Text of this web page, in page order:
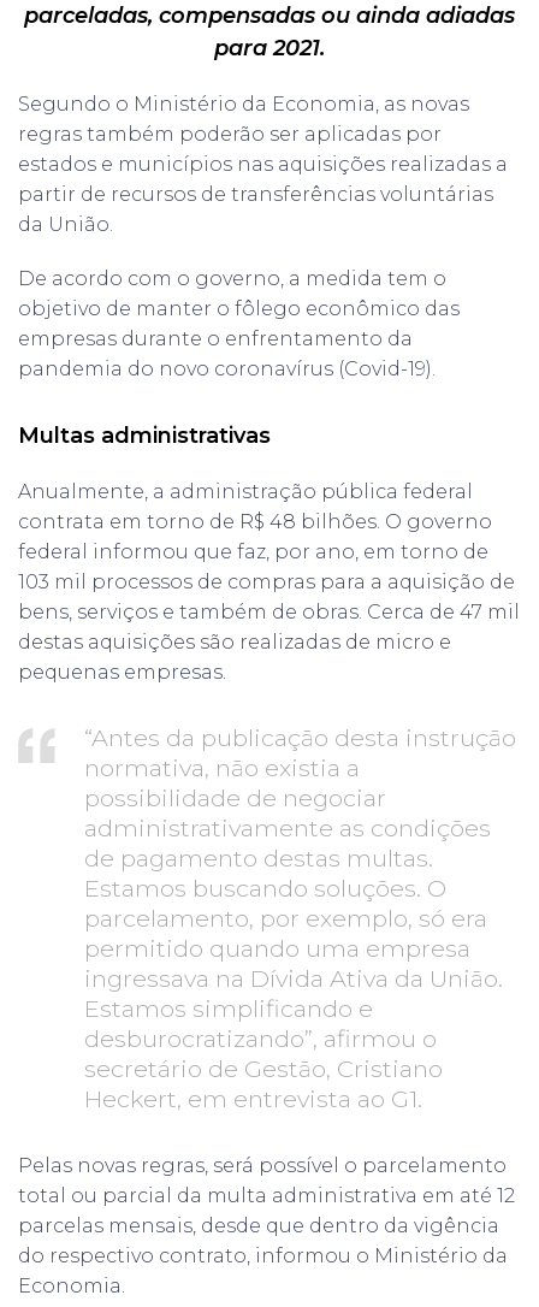
parceladas, compensadas ou ainda adiadas
para 2021.
Segundo o Ministério da Economia, as novas
regras também poderão ser aplicadas por
estados e municípios nas aquisições realizadas a
partir de recursos de transferências voluntárias
da União.
De acordo com o governo, a medida tem o
objetivo de manter o fôlego econômico das
empresas durante o enfrentamento da
pandemia do novo coronavírus (Covid-19).
Multas administrativas
Anualmente, a administração pública federal
contrata em torno de R$ 48 bilhões. O governo
federal informou que faz, por ano, em torno de
103 mil processos de compras para a aquisição de
bens, serviços e também de obras. Cerca de 47 mil
destas aquisições são realizadas de micro e
pequenas empresas.
“Antes da publicação desta instrução
normativa, não existia a
possibilidade de negociar
administrativamente as condições
de pagamento destas multas.
Estamos buscando soluções. O
parcelamento, por exemplo, só era
permitido quando uma empresa
ingressava na Dívida Ativa da União.
Estamos simplificando e
desburocratizando”, afirmou o
secretário de Gestão, Cristiano
Heckert, em entrevista ao G1.
Pelas novas regras, será possível o parcelamento
total ou parcial da multa administrativa em até 12
parcelas mensais, desde que dentro da vigência
do respectivo contrato, informou o Ministério da
Economia.